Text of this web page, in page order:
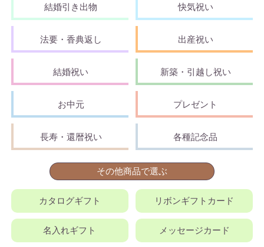
結婚引き出物 快気祝い
法要・香典返し 出産祝い
結婚祝い 新築・引越し祝い
お中元 プレゼント
長寿・還暦祝い 各種記念品
その他商品で選ぶ
カタログギフト リボンギフトカード
名入れギフト メッセージカード